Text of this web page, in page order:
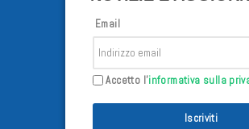
Email
Accetto l'informativa sulla
Iscriviti